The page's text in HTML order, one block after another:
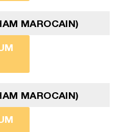
MAROCAIN)
MAROCAIN)